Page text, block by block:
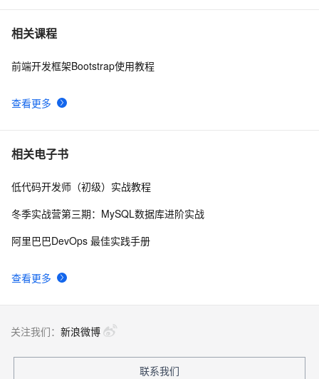
7 Bootstrap 分页功能
8 Bootstrap系列 -- 34. 按钮下拉菜单
9 bootstrap32-响应式实用工具类
10
相关课程
查看更多
前端开发框架Bootstrap使用教程
相关电子书
查看更多
低代码开发师（初级）实战教程
冬季实战营第三期：MySQL数据库进阶实战
阿里巴巴DevOps 最佳实践手册
关注我们： 新浪微博
联系我们